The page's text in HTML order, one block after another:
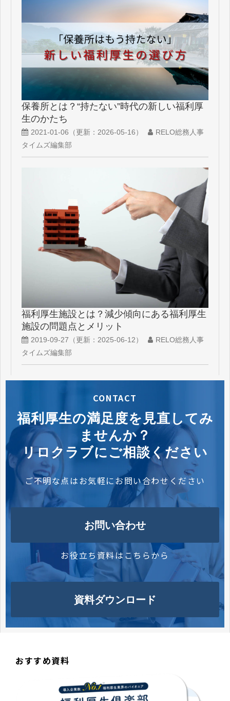
保養所とは？“持たない”時代の新しい福利厚
生のかたち
2021-01-06 （更新： 2026-05-16）
RELO総務人事
タイムズ編集部
福利厚生施設とは？減少傾向にある福利厚生
施設の問題点とメリット
2019-09-27 （更新： 2025-06-12）
RELO総務人事
タイムズ編集部
CONTACT
福利厚生の満足度を見直してみ
ませんか？
リロクラブにご相談ください
ご不明な点はお気軽にお問い合わせください
お問い合わせ
お役立ち資料はこちらから
資料ダウンロード
おすすめ資料